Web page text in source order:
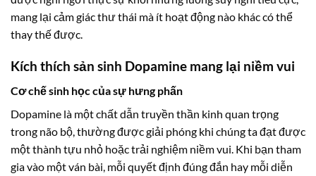
mang lại cảm giác thư thái mà ít hoạt động nào khác có thể
thay thế được.
Kích thích sản sinh Dopamine mang lại niềm vui
Cơ chế sinh học của sự hưng phấn
Dopamine là một chất dẫn truyền thần kinh quan trọng
trong não bộ, thường được giải phóng khi chúng ta đạt được
một thành tựu nhỏ hoặc trải nghiệm niềm vui. Khi bạn tham
gia vào một ván bài, mỗi quyết định đúng đắn hay mỗi diễn